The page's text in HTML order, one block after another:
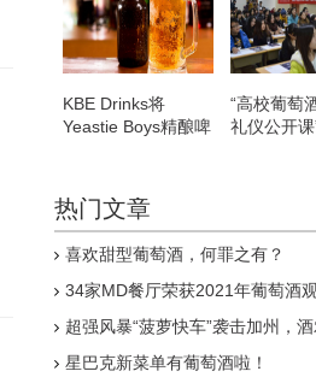
KBE Drinks将
Yeastie Boys精酿啤
“高校葡萄
礼仪公开课
热门文章
喜欢甜型葡萄酒，何罪之有？
34家MD餐厅荣获2021年葡萄酒
超强风暴“菠萝快车”袭击加州，
星巴克新菜单有葡萄酒啦！